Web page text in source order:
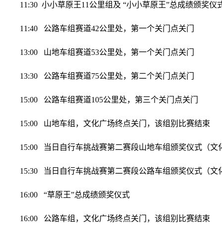
11:30 小小草原王11公里组及 “小小草原王”总成绩颁奖仪
11:40 公路车组赛道42公里处，第一个关门点关门
13:00 山地车组赛道53公里处，第一个关门点关门
13:30 公路车组赛道75公里处，第二个关门点关门
15:00 公路车组赛道105公里处，第三个关门点关门
15:00 山地车组，文化广场终点关门，该组别比赛结束
15:00 当日自行车挑战赛第二赛段山地车组颁奖仪式（文
15:30 当日自行车挑战赛第二赛段公路车组颁奖仪式（文
16:00 “草原王”总成绩颁奖仪式
16:00 公路车组，文化广场终点关门，该组别比赛结束